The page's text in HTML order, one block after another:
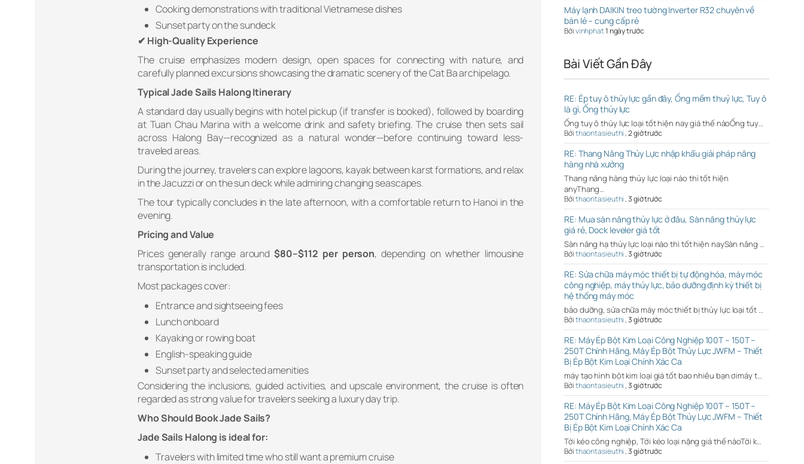
Cooking demonstrations with traditional Vietnamese dishes
Sunset party on the sundeck
✔ High-Quality Experience
The cruise emphasizes modern design, open spaces for connecting with nature, and
carefully planned excursions showcasing the dramatic scenery of the Cat Ba archipelago.
Typical Jade Sails Halong Itinerary
A standard day usually begins with hotel pickup (if transfer is booked), followed by boarding
at Tuan Chau Marina with a welcome drink and safety briefing. The cruise then sets sail
across Halong Bay—recognized as a natural wonder—before continuing toward less-
traveled areas.
During the journey, travelers can explore lagoons, kayak between karst formations, and relax
in the Jacuzzi or on the sun deck while admiring changing seascapes.
The tour typically concludes in the late afternoon, with a comfortable return to Hanoi in the
evening.
Pricing and Value
Prices generally range around$80–$112 per person, depending on whether limousine
transportation is included.
Most packages cover:
Entrance and sightseeing fees
Lunch onboard
Kayaking or rowing boat
English-speaking guide
Sunset party and selected amenities
Considering the inclusions, guided activities, and upscale environment, the cruise is often
regarded as strong value for travelers seeking a luxury day trip.
Who Should Book Jade Sails?
Jade Sails Halong is ideal for:
Travelers with limited time who still want a premium cruise
Máy lạnh DAIKIN treo tường Inverter R32 chuyên về
bán lẻ – cung cấp rẻ
Bởivinhphat1 ngày trước
Bài Viết Gần Đây
RE: Ép tuy ô thủy lực gần đây, Ống mềm thuỷ lực, Tuy ô
là gì, Ống thủy lực
Ống tuy ô thủy lực loại tốt hiện nay giá thế nàoỐng tuy…
Bởithaontasieuthi,2 giờ trước
RE: Thang Nâng Thủy Lực nhập khẩu giải pháp nâng
hàng nhà xưởng
Thang nâng hàng thủy lực loại nào thì tốt hiện
anyThang…
Bởithaontasieuthi,3 giờ trước
RE: Mua sàn nâng thủy lực ở đâu, Sàn nâng thủy lực
giá rẻ, Dock leveler giá tốt
Sàn nâng hạ thủy lực loại nào thì tốt hiện naySàn nâng …
Bởithaontasieuthi,3 giờ trước
RE: Sửa chữa máy móc thiết bị tự động hóa, máy móc
công nghiệp, máy thủy lực, bảo dưỡng định kỳ thiết bị
hệ thống máy móc
bảo dưỡng, sửa chữa máy móc thiết bị thủy lực loại tốt …
Bởithaontasieuthi,3 giờ trước
RE: Máy Ép Bột Kim Loại Công Nghiệp 100T – 150T –
250T Chính Hãng, Máy Ép Bột Thủy Lực JWFM – Thiết
Bị Ép Bột Kim Loại Chính Xác Ca
máy tạo hình bột kim loại giá tốt bao nhiêu bạn ơimáy t…
Bởithaontasieuthi,3 giờ trước
RE: Máy Ép Bột Kim Loại Công Nghiệp 100T – 150T –
250T Chính Hãng, Máy Ép Bột Thủy Lực JWFM – Thiết
Bị Ép Bột Kim Loại Chính Xác Ca
Tời kéo công nghiệp, Tới kéo loại nặng giá thế nàoTời k…
Bởithaontasieuthi,3 giờ trước